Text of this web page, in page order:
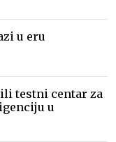
u eru
testni centar za
u